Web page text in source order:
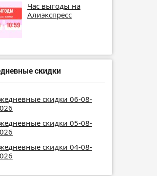
Час выгоды на
Алиэкспресс
скидки
скидки 06-08-
скидки 05-08-
скидки 04-08-